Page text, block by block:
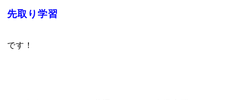
先取り学習
です！